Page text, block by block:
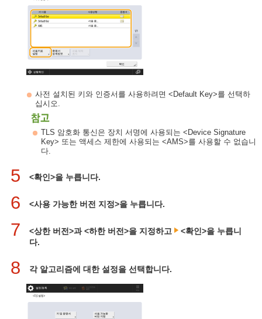
사전 설치된 키와 인증서를 사용하려면 <Default Key>를 선택하
십시오.
TLS 암호화 통신은 장치 서명에 사용되는 <Device Signature
Key> 또는 액세스 제한에 사용되는 <AMS>를 사용할 수 없습니
다.
5 <확인>을 누릅니다.
6 <사용 가능한 버전 지정>을 누릅니다.
7 <상한 버전>과 <하한 버전>을 지정하고
<확인>을 누릅니
다.
8 각 알고리즘에 대한 설정을 선택합니다.